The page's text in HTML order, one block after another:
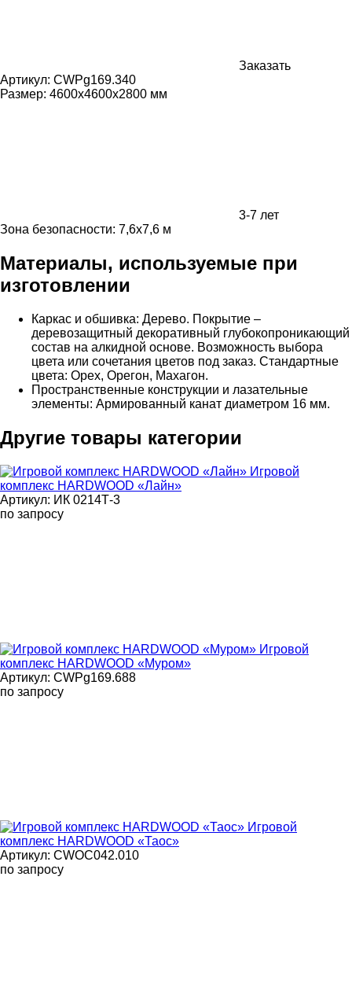
Заказать
Артикул: CWPg169.340
Размер: 4600х4600х2800 мм
3-7 лет
Зона безопасности: 7,6х7,6 м
Материалы, используемые при
изготовлении
Каркас и обшивка: Дерево. Покрытие –
деревозащитный декоративный глубокопроникающий
состав на алкидной основе. Возможность выбора
цвета или сочетания цветов под заказ. Стандартные
цвета: Орех, Орегон, Махагон.
Пространственные конструкции и лазательные
элементы: Армированный канат диаметром 16 мм.
Другие товары категории
Игровой
комплекс HARDWOOD «Лайн»
Артикул: ИК 0214Т-3
по запросу
Игровой
комплекс HARDWOOD «Муром»
Артикул: CWPg169.688
по запросу
Игровой
комплекс HARDWOOD «Таос»
Артикул: CWOC042.010
по запросу